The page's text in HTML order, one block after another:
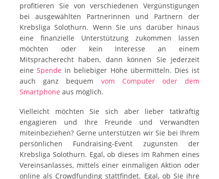
profitieren Sie von verschiedenen Vergünstigungen
bei ausgewählten Partnerinnen und Partnern der
Krebsliga Solothurn. Wenn Sie uns darüber hinaus
eine finanzielle Unterstützung zukommen lassen
möchten oder kein Interesse an einem
Mitspracherecht haben, dann können Sie jederzeit
eineSpende in beliebiger Höhe übermitteln. Dies ist
auch ganz bequem vom Computer oder dem
Smartphone aus möglich.
Vielleicht möchten Sie sich aber lieber tatkräftig
engagieren und Ihre Freunde und Verwandten
miteinbeziehen? Gerne unterstützen wir Sie bei Ihrem
persönlichen Fundraising-Event zugunsten der
Krebsliga Solothurn. Egal, ob dieses im Rahmen eines
Vereinsanlasses, mittels einer einmaligen Aktion oder
online als Crowdfunding stattfindet. Egal, ob Sie ihre